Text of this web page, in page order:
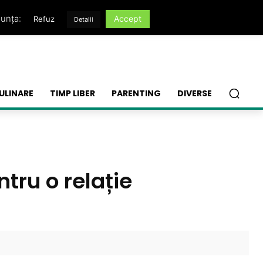
TIMP LIBER PARENTING DIVERSE
o relație
Refuz Detalii Accept